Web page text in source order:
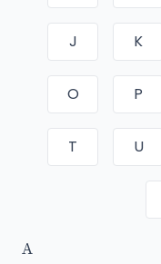
J K
O P
T U
A